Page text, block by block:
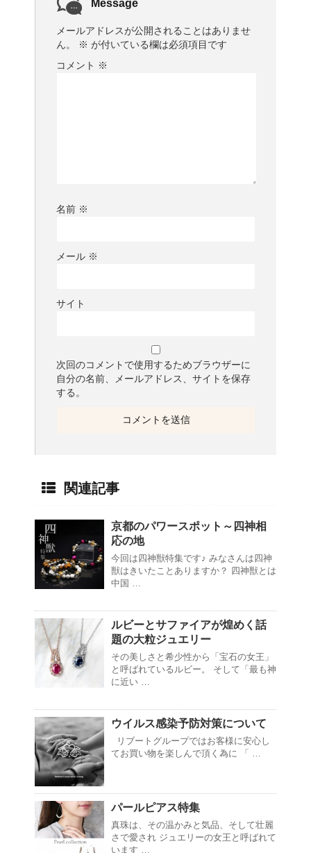
Message
メールアドレスが公開されることはありませ
ん。
※ が付いている欄は必須項目です
コメント ※
名前 ※
メール ※
サイト
次回のコメントで使用するためブラウザーに
自分の名前、メールアドレス、サイトを保存
する。
関連記事
京都のパワースポット～四神相
応の地
今回は四神獣特集です♪ みなさんは四神
獣はきいたことありますか？ 四神獣とは
中国 …
ルビーとサファイアが煌めく話
題の大粒ジュエリー
その美しさと希少性から「宝石の女王」
と呼ばれているルビー。 そして「最も神
に近い …
ウイルス感染予防対策について
リブートグループではお客様に安心し
てお買い物を楽しんで頂く為に 「 …
パールピアス特集
真珠は、その温かみと気品、そして壮麗
さで愛され ジュエリーの女王と呼ばれて
います …